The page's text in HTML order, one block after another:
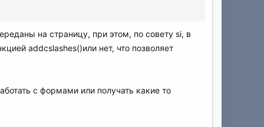
на страницу, при этом, по совету si, в
addcslashes()или нет, что позволяет
с формами или получать какие то